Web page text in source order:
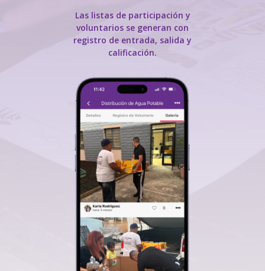
Las listas de participación y
voluntarios se generan con
registro de entrada, salida y
calificación.